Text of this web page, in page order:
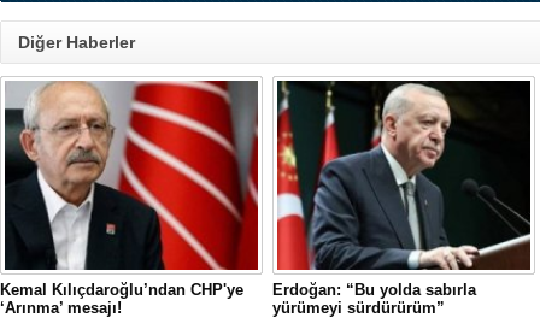
Diğer Haberler
Kemal Kılıçdaroğlu’ndan CHP'ye
‘Arınma’ mesajı!
Erdoğan: “Bu yolda sabırla
yürümeyi sürdürürüm”